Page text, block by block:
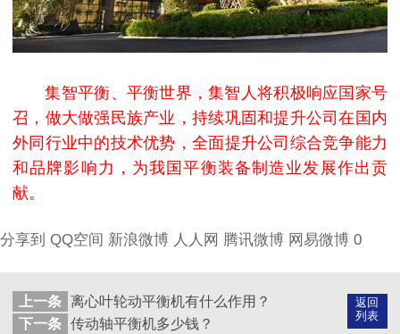
集智平衡、平衡世界，集智人将积极响应国家号
召，做大做强民族产业，持续巩固和提升公司在国内
外同行业中的技术优势，全面提升公司综合竞争能力
和品牌影响力，为我国平衡装备制造业发展作出贡
献。
分享到 QQ空间 新浪微博 人人网 腾讯微博 网易微博 0
返回
列表
上一条 离心叶轮动平衡机有什么作用？
下一条 传动轴平衡机多少钱？